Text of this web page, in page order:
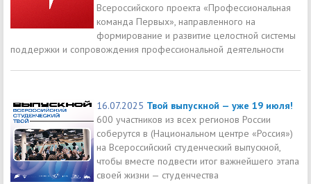
Всероссийского проекта «Профессиональная
команда Первых», направленного на
формирование и развитие целостной системы
поддержки и сопровождения профессиональной деятельности
16.07.2025 Твой выпускной — уже 19 июля!
600 участников из всех регионов России
соберутся в (Национальном центре «Россия»)
на Всероссийский студенческий выпускной,
чтобы вместе подвести итог важнейшего этапа
своей жизни — студенчества